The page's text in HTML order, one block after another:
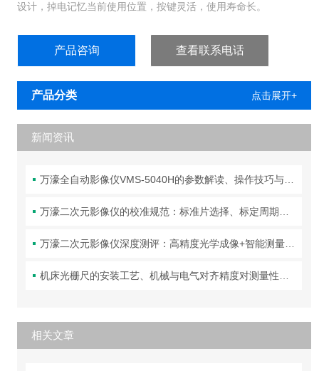
设计，掉电记忆当前使用位置，按键灵活，使用寿命长。
产品咨询 查看联系电话
产品分类 点击展开+
新闻资讯
万濠全自动影像仪VMS-5040H的参数解读、操作技巧与维护全攻略
万濠二次元影像仪的校准规范：标准片选择、标定周期与精度验证方法
万濠二次元影像仪深度测评：高精度光学成像+智能测量，让复杂工件的尺寸检测变得又快又准！
机床光栅尺的安装工艺、机械与电气对齐精度对测量性能的影响分析
相关文章